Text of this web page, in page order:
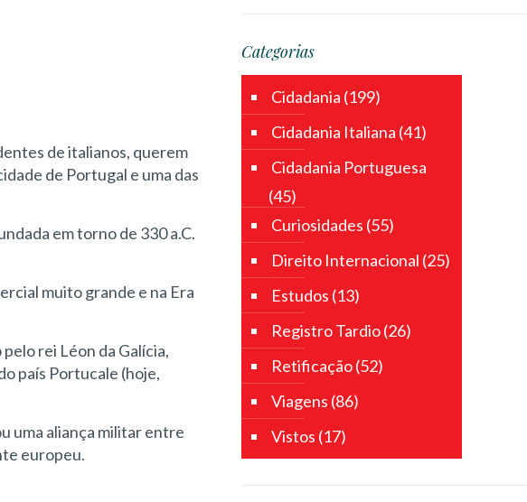
de italianos, querem
de Portugal e uma das
em torno de 330 a.C.
muito grande e na Era
rei Léon da Galícia,
país Portucale (hoje,
uma aliança militar entre
europeu.
Categorias
Cidadania (199)
Cidadania Italiana (41)
Cidadania Portuguesa
(45)
Curiosidades (55)
Direito Internacional (25)
Estudos (13)
Registro Tardio(26)
Retificação(52)
Viagens (86)
Vistos (17)